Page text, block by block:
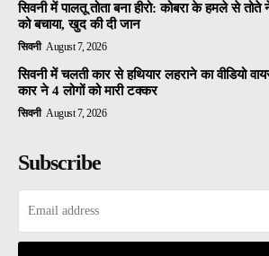
सिवनी में पालतू तोता बना हीरो: कोबरा के हमले से
को बचाया, खुद की दी जान
सिवनी August 7, 2026
सिवनी में चलती कार से हथियार लहराने का वीडियो
कार ने 4 लोगों को मारी टक्कर
सिवनी August 7, 2026
Subscribe